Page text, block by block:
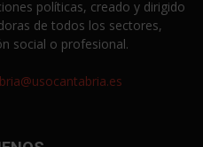
políticas, creado y dirigido
de todos los sectores,
social o profesional.